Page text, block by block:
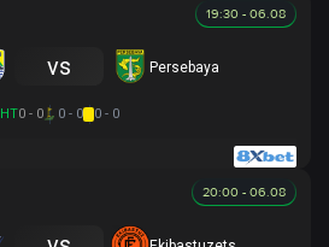
19:30 - 06.08
vs Persebaya
HT0 - 0 0 - 0 0 - 0
20:00 - 06.08